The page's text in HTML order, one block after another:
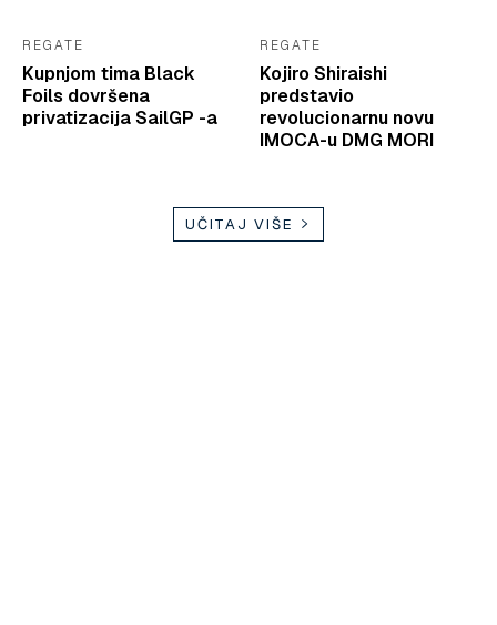
REGATE
Kupnjom tima Black
Foils dovršena
privatizacija SailGP -a
REGATE
Kojiro Shiraishi
predstavio
revolucionarnu novu
IMOCA-u DMG MORI
UČITAJ VIŠE